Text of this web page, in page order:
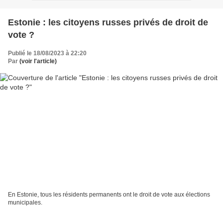
Estonie : les citoyens russes privés de droit de
vote ?
Publié le 18/08/2023 à 22:20
Par (voir l'article)
En Estonie, tous les résidents permanents ont le droit de vote aux élections
municipales.